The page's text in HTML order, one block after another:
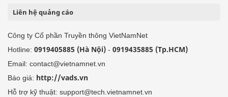
Liên hệ quảng cáo
Công ty Cổ phần Truyền thông VietNamNet
Hotline: 0919405885 (Hà Nội) - 0919435885 (Tp.HCM)
Email: contact@vietnamnet.vn
Báo giá: http://vads.vn
Hỗ trợ kỹ thuật: support@tech.vietnamnet.vn